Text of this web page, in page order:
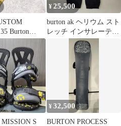
Burton
¥25,500
burton ak ヘリウム スト
レッチ インサレーテッ
ド パンツ タグ付
S
¥32,500
BURTON PROCESS